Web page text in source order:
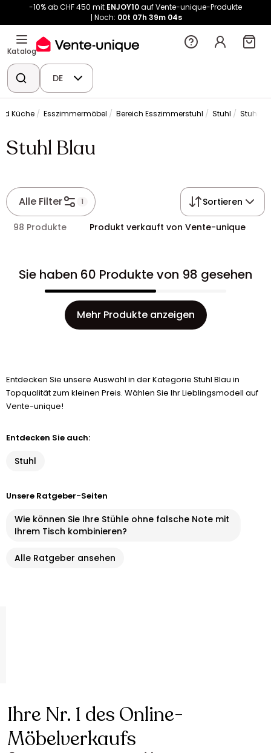
-10% ab CHF 450 mit ENJOY10auf Vente-unique-Produkte
Noch: 00t 07h 39m 03s
Katalog
DE
Küche Esszimmermöbel Bereich Esszimmerstuhl Stuhl Stuhl
Stuhl Blau
Alle Filter 1 Sortieren
98 Produkte Produkt verkauft von Vente-unique
Sie haben 60 Produkte von 98 gesehen
Mehr Produkte anzeigen
Entdecken Sie unsere Auswahl in der Kategorie Stuhl Blau in
Topqualität zum kleinen Preis. Wählen Sie Ihr Lieblingsmodell auf
Vente-unique!
Entdecken Sie auch:
Stuhl
Unsere Ratgeber-Seiten
Wie können Sie Ihre Stühle ohne falsche Note mit
Ihrem Tisch kombinieren?
Alle Ratgeber ansehen
Ihre Nr. 1 des Online-
Möbelverkaufs